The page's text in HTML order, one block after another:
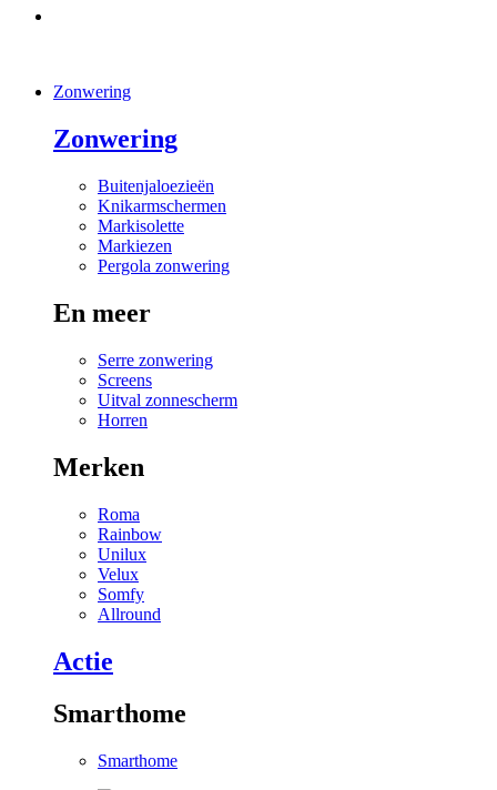
Zonwering
Zonwering
Buitenjaloezieën
Knikarmschermen
Markisolette
Markiezen
Pergola zonwering
En meer
Serre zonwering
Screens
Uitval zonnescherm
Horren
Merken
Roma
Rainbow
Unilux
Velux
Somfy
Allround
Actie
Smarthome
Smarthome